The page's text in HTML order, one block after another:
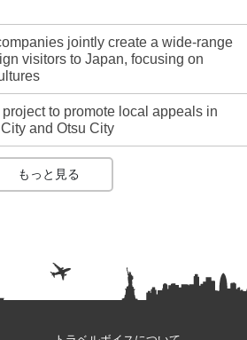
jointly create a wide-range
visitors to Japan, focusing on
to promote local appeals in
and Otsu City
もっと見る